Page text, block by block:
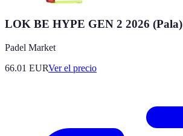
LOK BE HYPE GEN 2 2026 (Pala)
Padel Market
66.01 EURVer el precio